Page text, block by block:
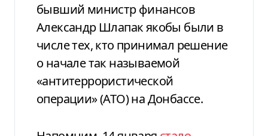
бывший министр финансов
Александр Шлапак якобы были в
числе тех, кто принимал решение
о начале так называемой
«антитеррористической
операции» (АТО) на Донбассе.